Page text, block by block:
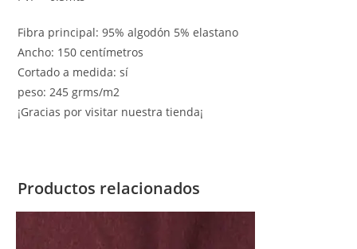
Fibra principal: 95% algodón 5% elastano
Ancho: 150 centímetros
Cortado a medida: sí
peso: 245 grms/m2
¡Gracias por visitar nuestra tienda¡
Productos relacionados